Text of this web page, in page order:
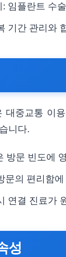
임플란트 수
기간 관리와
중교통 이
니다.
방문 빈도에
문의 편리함
연결 진료가
성